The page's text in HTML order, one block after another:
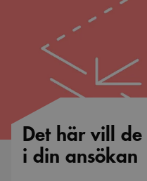
Det här vill
i din ansökan